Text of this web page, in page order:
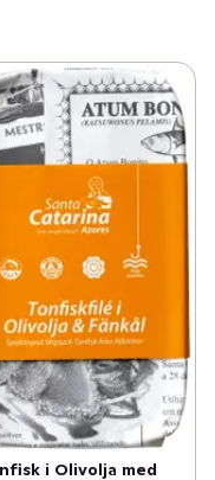
och blir till biogas.
kontrollera
syrenivåer och
och bättre
man minimera
minskar risken för
havslöss.
återanvänder
i områden med
i Olivolja med